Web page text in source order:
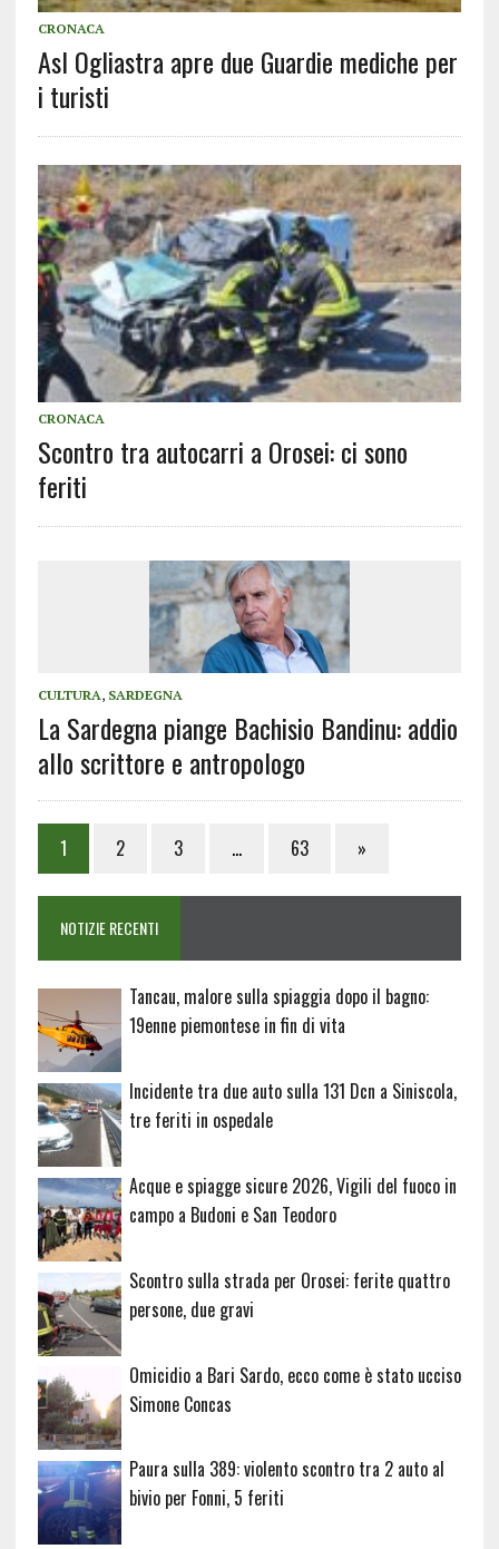
CRONACA
Asl Ogliastra apre due Guardie mediche per
i turisti
CRONACA
Scontro tra autocarri a Orosei: ci sono
feriti
CULTURA, SARDEGNA
La Sardegna piange Bachisio Bandinu: addio
allo scrittore e antropologo
1 2 3 … 63 »
NOTIZIE RECENTI
Tancau, malore sulla spiaggia dopo il bagno:
19enne piemontese in fin di vita
Incidente tra due auto sulla 131 Dcn a Siniscola,
tre feriti in ospedale
Acque e spiagge sicure 2026, Vigili del fuoco in
campo a Budoni e San Teodoro
Scontro sulla strada per Orosei: ferite quattro
persone, due gravi
Omicidio a Bari Sardo, ecco come è stato ucciso
Simone Concas
Paura sulla 389: violento scontro tra 2 auto al
bivio per Fonni, 5 feriti